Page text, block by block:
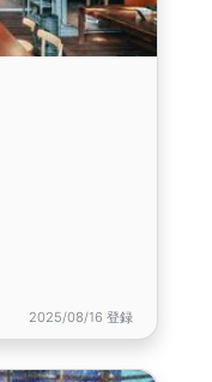
2025/08/16 登録